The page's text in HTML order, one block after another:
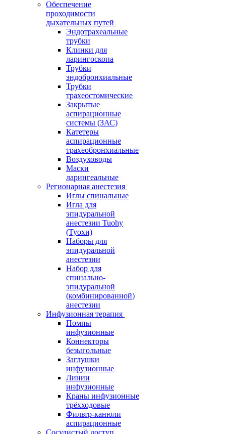
Обеспечение
проходимости
дыхательных путей
Эндотрахеальные
трубки
Клинки для
ларингоскопа
Трубки
эндобронхиальные
Трубки
трахеостомические
Закрытые
аспирационные
системы (ЗАС)
Катетеры
аспирационные
трахеобронхиальные
Воздуховоды
Маски
ларингеальные
Регионарная анестезия
Иглы спинальные
Игла для
эпидуральной
анестезии Tuohy
(Туохи)
Наборы для
эпидуральной
анестезии
Набор для
спинально-
эпидуральной
(комбинированной)
анестезии
Инфузионная терапия
Помпы
инфузионные
Коннекторы
безыгольные
Заглушки
инфузионные
Линии
инфузионные
Краны инфузионные
трёхходовые
Фильтр-канюли
аспирационные
Сосудистый доступ